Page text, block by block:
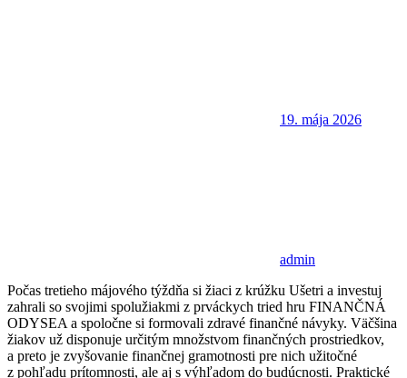
19. mája 2026
admin
Počas tretieho májového týždňa si žiaci z krúžku Ušetri a investuj
zahrali so svojimi spolužiakmi z prváckych tried hru FINANČNÁ
ODYSEA a spoločne si formovali zdravé finančné návyky. Väčšina
žiakov už disponuje určitým množstvom finančných prostriedkov,
a preto je zvyšovanie finančnej gramotnosti pre nich užitočné
z pohľadu prítomnosti, ale aj s výhľadom do budúcnosti. Praktické